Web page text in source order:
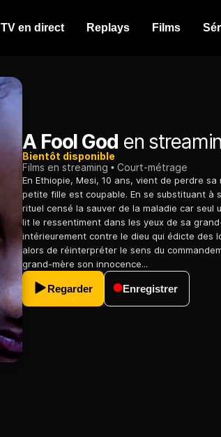
TV en direct Replays Films
A Fool God en
Bientôt disponible
Films en streaming
Court-métrage
En Ethiopie, Mesi, 10 ans, vient de perdre
petite fille est coupable. En se substituant à
rituel censé la sauver de la maladie car seul
lit le ressentiment dans les yeux de sa
intérieurement contre le dieu qui édicte des
alors de réinterpréter le sens du
grand-mère son innocence...
Regarder Enregistrer